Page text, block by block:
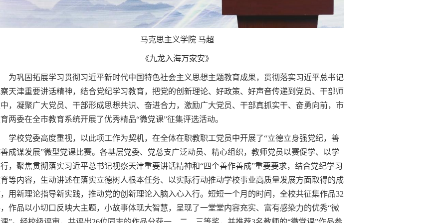
马克思主义学院 马超
《九龙入海万家安》
为巩固拓展学习贯彻习近平新时代中国特色社会主义思想主题教育成果，贯彻落实习近平总书记
天津重要讲话精神，结合党纪学习教育，把党的创新理论、好政策、好声音传递到党员、干部师
，凝聚广大党员、干部形成思想共识、奋进合力，激励广大党员、干部真抓实干、奋勇向前，市
两委在全市教育系统开展了优秀精品“微党课”征集评选活动。
学校党委高度重视，以此项工作为契机，在全体在职教职工党员中开展了“立德立身强党纪，善
成谋发展”微型党课比赛。各基层党委、党总支广泛动员、精心组织，教师党员以赛促学、以学
，聚焦贯彻落实习近平总书记视察天津重要讲话精神和“四个善作善成”重要要求，结合党纪学习
等内容，生动讲述在落实立德树人根本任务、以实际行动推动学校事业高质量发展方面取得的成
用新理论指导新实践，推动党的创新理论入脑入心入行。短短一个月的时间，全校共征集作品32
作品以小切口反映大主题，小故事体现大智慧，呈现了一堂堂内容充实、富有感染力的优秀“微